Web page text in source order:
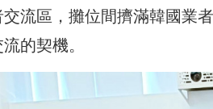
交流區，攤位間擠滿韓國業
的契機。